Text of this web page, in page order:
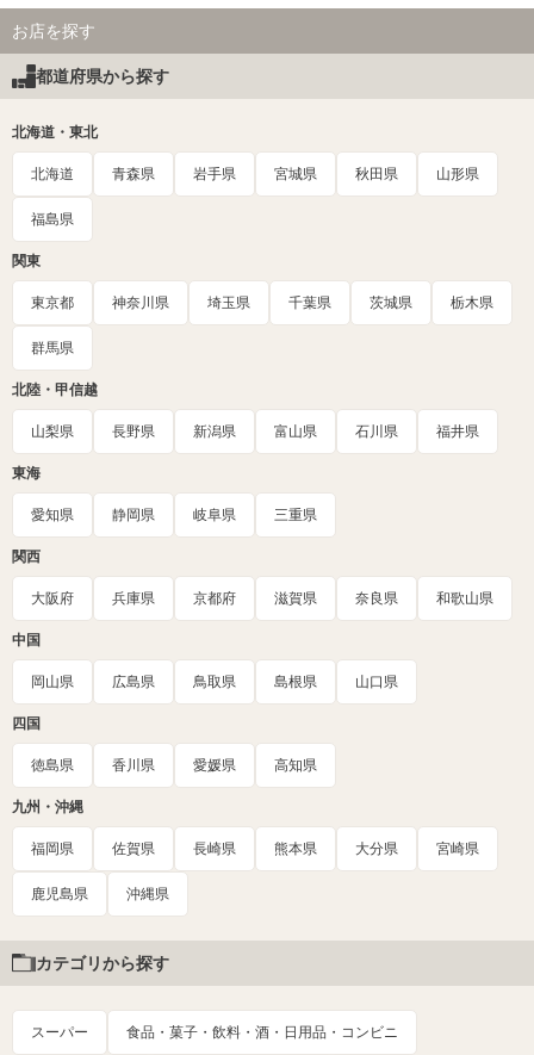
お店を探す
都道府県から探す
北海道・東北
北海道 青森県 岩手県 宮城県 秋田県 山形県
福島県
関東
東京都 神奈川県 埼玉県 千葉県 茨城県 栃木県
群馬県
北陸・甲信越
山梨県 長野県 新潟県 富山県 石川県 福井県
東海
愛知県 静岡県 岐阜県 三重県
関西
大阪府 兵庫県 京都府 滋賀県 奈良県 和歌山県
中国
岡山県 広島県 鳥取県 島根県 山口県
四国
徳島県 香川県 愛媛県 高知県
九州・沖縄
福岡県 佐賀県 長崎県 熊本県 大分県 宮崎県
鹿児島県 沖縄県
カテゴリから探す
スーパー 食品・菓子・飲料・酒・日用品・コンビニ